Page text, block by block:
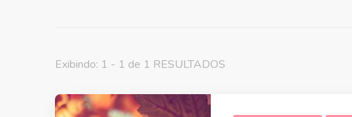
Exibindo: 1 - 1 de 1 RESULTADOS